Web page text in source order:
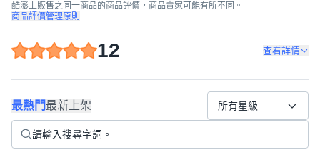
酷澎上販售之同一商品的商品評價，商品賣家可能有所不同。
商品評價管理原則
12 查看詳情
最熱門最新上架 所有星級